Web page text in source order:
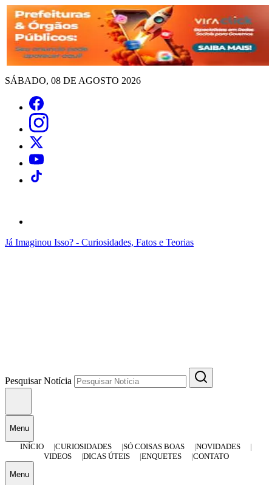
SÁBADO, 08 DE AGOSTO 2026
Já Imaginou Isso? - Curiosidades, Fatos e Teorias
Pesquisar Notícia
Menu
INÍCIO
CURIOSIDADES SÓ COISAS BOAS
NOVIDADES
VIDEOS
DICAS ÚTEIS ENQUETES CONTATO
Menu